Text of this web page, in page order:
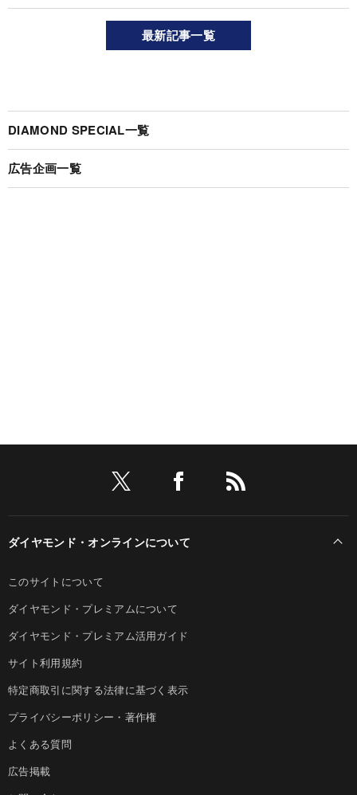
最新記事一覧
DIAMOND SPECIAL一覧
広告企画一覧
ダイヤモンド・オンラインについて
このサイトについて
ダイヤモンド・プレミアムについて
ダイヤモンド・プレミアム活用ガイド
サイト利用規約
特定商取引に関する法律に基づく表示
プライバシーポリシー・著作権
よくある質問
広告掲載